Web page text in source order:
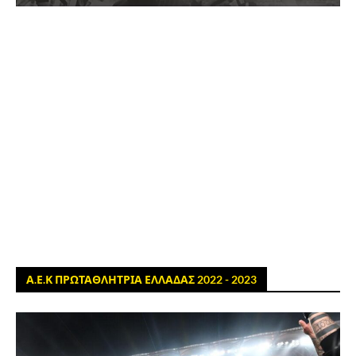
Α.Ε.Κ ΠΡΩΤΑΘΛΗΤΡΙΑ ΕΛΛΑΔΑΣ 2022 - 2023